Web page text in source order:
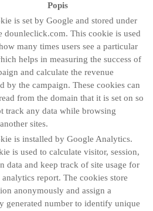
Popis
is set by Google and stored under
dounleclick.com. This cookie is used
many times users see a particular
helps in measuring the success of
and calculate the revenue
by the campaign. These cookies can
from the domain that it is set on so
track any data while browsing
sites.
is installed by Google Analytics.
is used to calculate visitor, session,
data and keep track of site usage for
analytics report. The cookies store
anonymously and assign a
generated number to identify unique